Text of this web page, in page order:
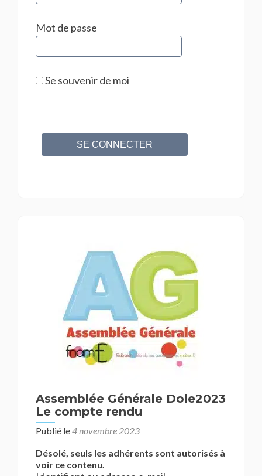
Mot de passe
Se souvenir de moi
Assemblée Générale Dole2023
Le compte rendu
Publié le4 novembre 2023
Désolé, seuls les adhérents sont autorisés à
voir ce contenu.